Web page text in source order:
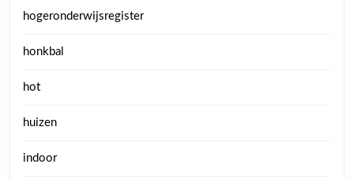
hogeronderwijsregister
honkbal
hot
huizen
indoor